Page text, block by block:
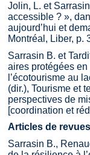
Jolin, L. et
accessible ? »,
aujourd’hui et
Montréal, Liber, p.
Sarrasin B. et
aires protégées
l’écotourisme au
(dir.), Tourisme et
perspectives de
[coordination et
Articles de
Sarrasin B.,